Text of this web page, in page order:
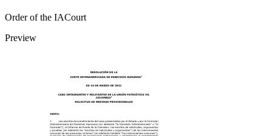
Order of the IACourt
Preview